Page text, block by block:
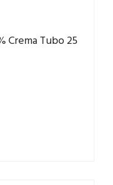
Crema Tubo 25